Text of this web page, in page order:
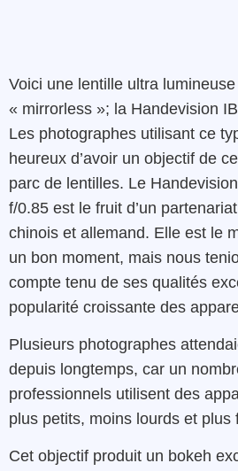
Voici une lentille ultra
« mirrorless »; la Handevision
Les photographes utilisant ce
heureux d’avoir un objectif de
parc de lentilles. Le
f/0.85 est le fruit d’un
chinois et allemand. Elle est le
un bon moment, mais nous
compte tenu de ses qualités
popularité croissante des
Plusieurs photographes
depuis longtemps, car un
professionnels utilisent des
plus petits, moins lourds et plus
Cet objectif produit un bokeh